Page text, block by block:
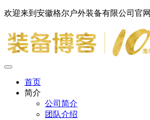
欢迎来到安徽格尔户外装备有限公司官网
首页
简介
公司简介
团队介绍